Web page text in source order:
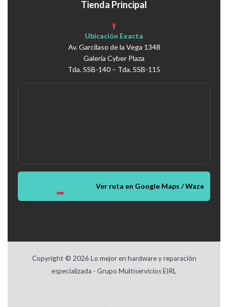
Tienda Principal
Ubicación Exacta
Av. Garcilaso de la Vega 1348
Galería Cyber Plaza
Tda. SSB-140 – Tda. SSB-115
Ver ruta en Google Maps / Waze
Copyright © 2026 Lo mejor en hardware y reparación
especializada - Grupo Multiservicios EIRL